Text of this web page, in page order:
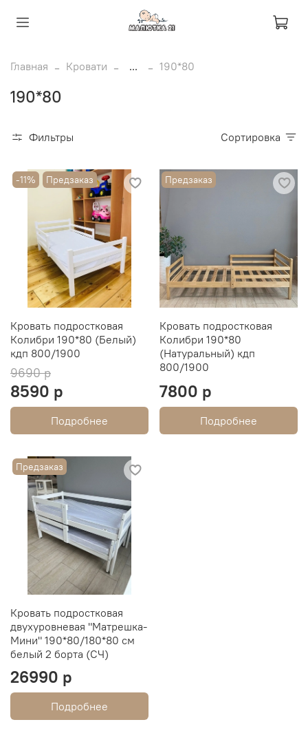
Главная Кровати ... 190*80
190*80
Фильтры Сортировка
-11% Предзаказ
Кровать подростковая
Колибри 190*80 (Белый)
кдп 800/1900
9690 р
8590 р
Подробнее
Предзаказ
Кровать подростковая
Колибри 190*80
(Натуральный) кдп
800/1900
7800 р
Подробнее
Предзаказ
Кровать подростковая
двухуровневая "Матрешка-
Мини" 190*80/180*80 см
белый 2 борта (СЧ)
26990 р
Подробнее